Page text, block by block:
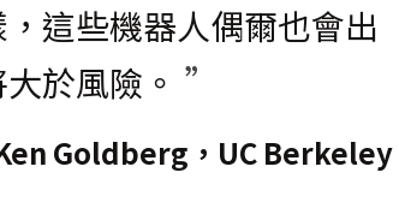
這些機器人偶爾也會出
於風險。 ”
Goldberg，UC Berkeley